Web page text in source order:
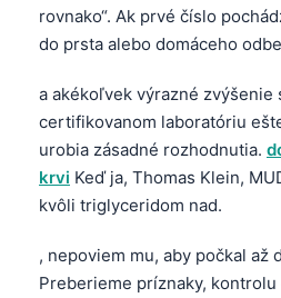
rovnako“. Ak prvé číslo
do prsta alebo domáceho
a akékoľvek výrazné zvýšenie
certifikovanom laboratóriu
urobia zásadné rozhodnutia.
krvi Keď ja, Thomas Klein,
kvôli triglyceridom nad.
, nepoviem mu, aby počkal až
Preberieme príznaky, kontrolu
Türkçe
Română
简体中文
فارسی
Български
Dansk
हिन्दी